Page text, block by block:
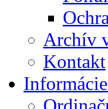
Archív
Kontakt